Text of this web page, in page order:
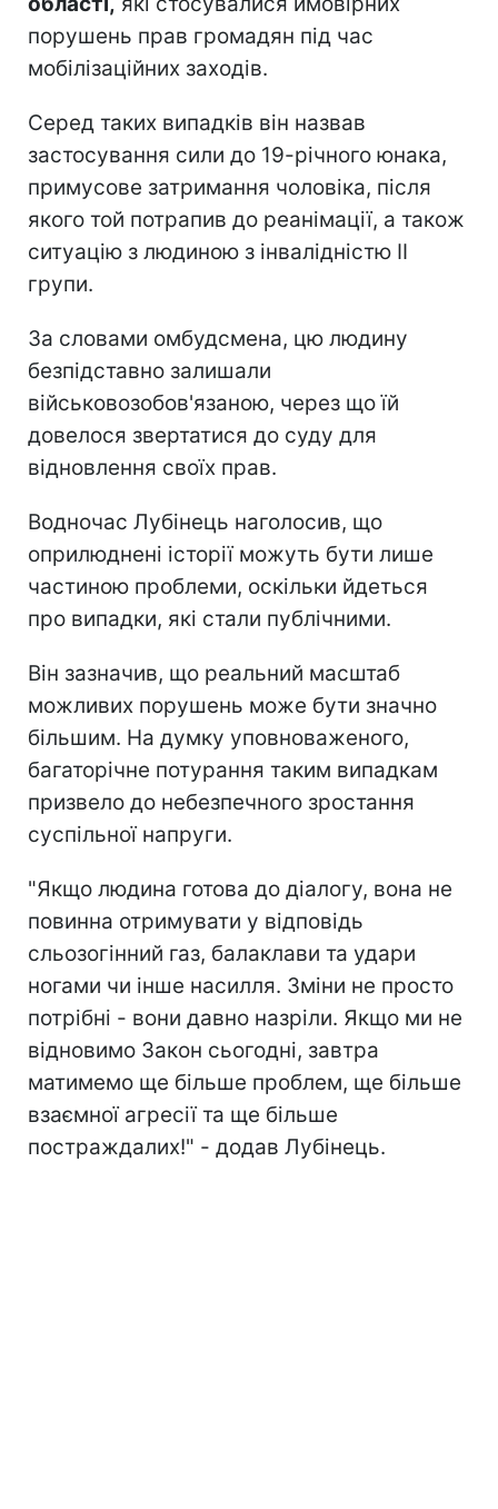
порушень прав громадян під час
мобілізаційних заходів.
Серед таких випадків він назвав
застосування сили до 19-річного юнака,
примусове затримання чоловіка, після
якого той потрапив до реанімації, а також
ситуацію з людиною з інвалідністю II
групи.
За словами омбудсмена, цю людину
безпідставно залишали
військовозобов'язаною, через що їй
довелося звертатися до суду для
відновлення своїх прав.
Водночас Лубінець наголосив, що
оприлюднені історії можуть бути лише
частиною проблеми, оскільки йдеться
про випадки, які стали публічними.
Він зазначив, що реальний масштаб
можливих порушень може бути значно
більшим. На думку уповноваженого,
багаторічне потурання таким випадкам
призвело до небезпечного зростання
суспільної напруги.
"Якщо людина готова до діалогу, вона не
повинна отримувати у відповідь
сльозогінний газ, балаклави та удари
ногами чи інше насилля. Зміни не просто
потрібні - вони давно назріли. Якщо ми не
відновимо Закон сьогодні, завтра
матимемо ще більше проблем, ще більше
взаємної агресії та ще більше
постраждалих!" - додав Лубінець.